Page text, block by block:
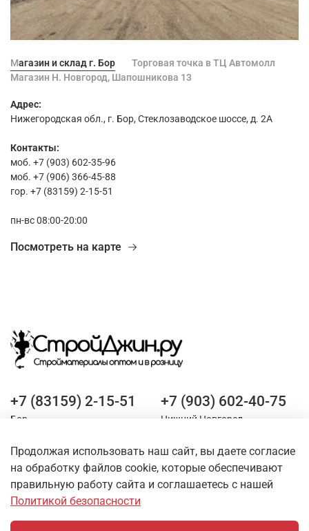
Магазин и склад г. Бор
Торговая точка в ТЦ Автомолл
Магазин Н. Новгород, Шапошникова 13
Адрес:
Нижегородская обл., г. Бор, Стеклозаводское шоссе, д. 2А
Контакты:
моб. +7 (903) 602-35-96
моб. +7 (906) 366-45-88
гор. +7 (83159) 2-15-51
пн-вс 08:00-20:00
Посмотреть на карте
+7 (83159) 2-15-51
Бор
+7 (903) 602-40-75
Нижний Новгород
Оставайтесь на связи
Продолжая использовать наш сайт, вы даете согласие
на обработку файлов cookie, которые обеспечивают
правильную работу сайта и соглашаетесь с нашей
Политикой безопасности